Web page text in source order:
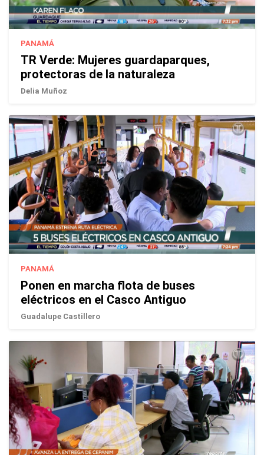
PANAMÁ
TR Verde: Mujeres guardaparques,
protectoras de la naturaleza
Delia Muñoz
PANAMÁ
Ponen en marcha flota de buses
eléctricos en el Casco Antiguo
Guadalupe Castillero